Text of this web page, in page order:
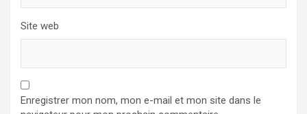
Site web
Enregistrer mon nom, mon e-mail et mon site dans le